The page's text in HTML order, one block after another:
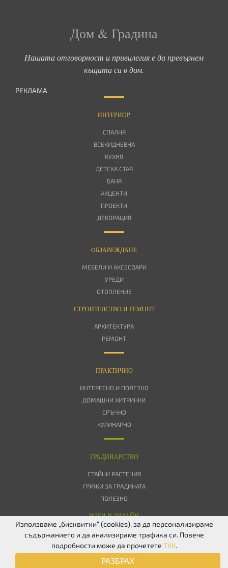
Дом & Градина
Нашата отговорност и привилегия е да превърнем
къщата си в дом.
РЕКЛАМА
ИНТЕРИОР
СПАЛНЯ
ВСЕКИДНЕВНА
КУХНЯ
ДЕТСКА СТАЯ
БАНЯ
АКЦЕНТИ
ПРОЕКТИ
ДЕКОРАЦИЯ
OБЗАВЕЖДАНЕ
МЕБЕЛИ И АКСЕСОАРИ
УРЕДИ
ОТОПЛЕНИЕ
СТРОИТЕЛСТВО И РЕМОНТ
АРХИТЕКТУРА
РЕМОНТ
ПРАКТИЧНО
ИНТЕРЕСНО И ПОЛЕЗНО
ДОМАШНИ ХИТРИНКИ
СРЪЧНО
КУЛИНАРНО
ГРАДИНАРСТВО
СТАЙНИ РАСТЕНИЯ
ГРИЖИ ЗА ГРАДИНАТА
ПОЛЕЗНО
ИДЕИ И ДИЗАЙН
ПОВЕРИТЕЛНОСТ БИСКВИТКИ КОНТАКТИ
TWITTER
© 2026 Дом & Градина. Всички права запазени.
Използваме „бисквитки“ (cookies), за да персонализираме
съдържанието и да анализираме трафика си. Повече
подробности може да прочетете ТУК.
РАЗБРАХ